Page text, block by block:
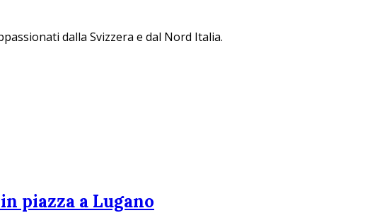
dalla Svizzera e dal Nord Italia.
piazza a Lugano